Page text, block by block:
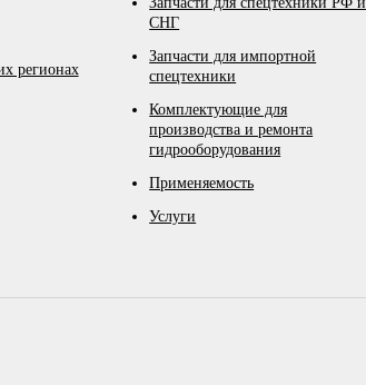
регионах
СНГ
Запчасти для импортной
спецтехники
Комплектующие для
производства и ремонта
гидрооборудования
Применяемость
Услуги